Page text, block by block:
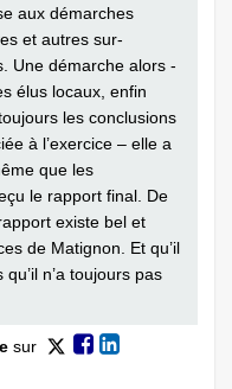
aux démarches
et autres sur-
Une démarche alors
élus locaux, enfin
les conclusions
à l’exercice – elle a
que les
le rapport final. De
existe bel et
de Matignon. Et qu’il
n’a toujours pas
sur